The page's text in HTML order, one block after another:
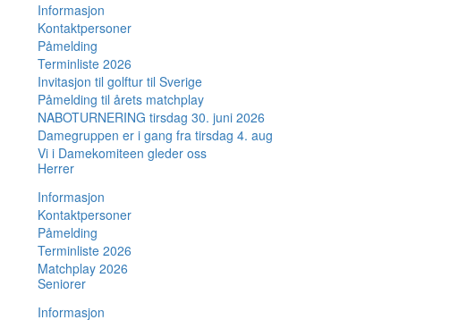
Informasjon
Kontaktpersoner
Påmelding
Terminliste 2026
Invitasjon til golftur til Sverige
Påmelding til årets matchplay
NABOTURNERING tirsdag 30. juni 2026
Damegruppen er i gang fra tirsdag 4. aug
Vi i Damekomiteen gleder oss
Herrer
Informasjon
Kontaktpersoner
Påmelding
Terminliste 2026
Matchplay 2026
Seniorer
Informasjon